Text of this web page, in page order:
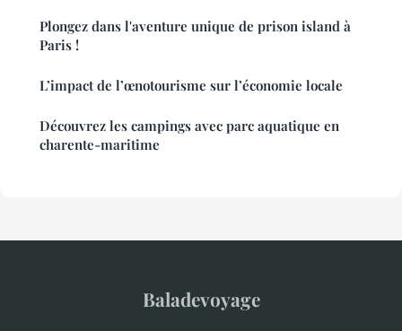
Plongez dans l'aventure unique de prison island à
Paris !
L’impact de l’œnotourisme sur l’économie locale
Découvrez les campings avec parc aquatique en
charente-maritime
Baladevoyage